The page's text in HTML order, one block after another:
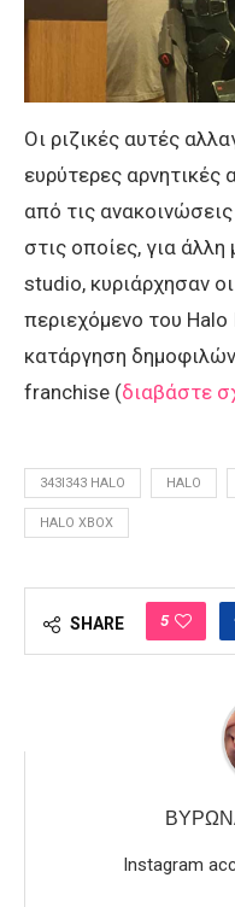
Οι ριζικές αυτές
ευρύτερες αρνητικές
από τις
στις οποίες, για
studio, κυριάρχησαν
περιεχόμενο του Halo
κατάργηση
franchise (διαβάστε
343I343 HALO HALO
HALO XBOX
SHARE 5
Instagram